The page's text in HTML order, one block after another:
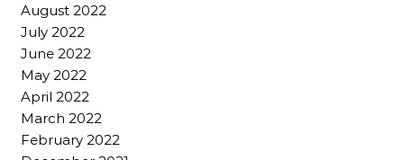
August 2022
July 2022
June 2022
May 2022
April 2022
March 2022
February 2022